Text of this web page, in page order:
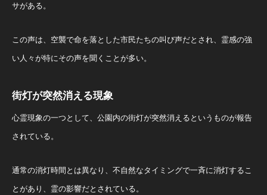
サがある。
この声は、空襲で命を落とした市民たちの叫び声だとされ、霊感の強
い人々が特にその声を聞くことが多い。
街灯が突然消える現象
心霊現象の一つとして、公園内の街灯が突然消えるというものが報告
されている。
通常の消灯時間とは異なり、不自然なタイミングで一斉に消灯するこ
とがあり、霊の影響だとされている。